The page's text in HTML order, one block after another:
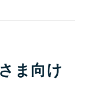
ま向け